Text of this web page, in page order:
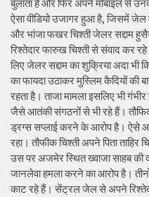
बुलाता है और फिर अपने मोबाइल से
ऐसा वीडियो उजागर हुआ है, जिसमें जेल
और भांजा फखर चिश्ती जेलर सद्दाम
रिश्तेदार फारुख चिश्ती से संवाद कर
लिए जेलर सद्दाम का शुक्रिया अदा भी
का फायदा उठाकर मुस्लिम कैदियों की
रहता है। ताजा मामला इसलिए भी
जैसे आतंकी संगठनों से भी रहे हैं।
ड्रग्स सप्लाई करने के आरोप है। ऐसे
रहा। तौफीक चिश्ती अपने पिता
उस पर अजमेर स्थित ख्वाजा साहब की
जानलेवा हमला करने का आरोप है।
काट रहे हैं। सेंट्रल जेल से अपने